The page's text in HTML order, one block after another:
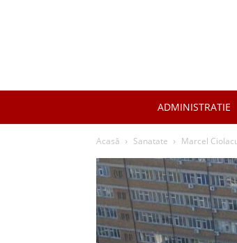
ADMINISTRATIE
Acasă Sanatate Marcel